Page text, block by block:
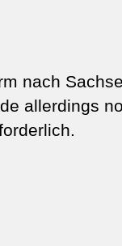
nach
allerdings